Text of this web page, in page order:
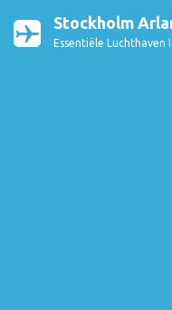
Stockholm
Essentiële